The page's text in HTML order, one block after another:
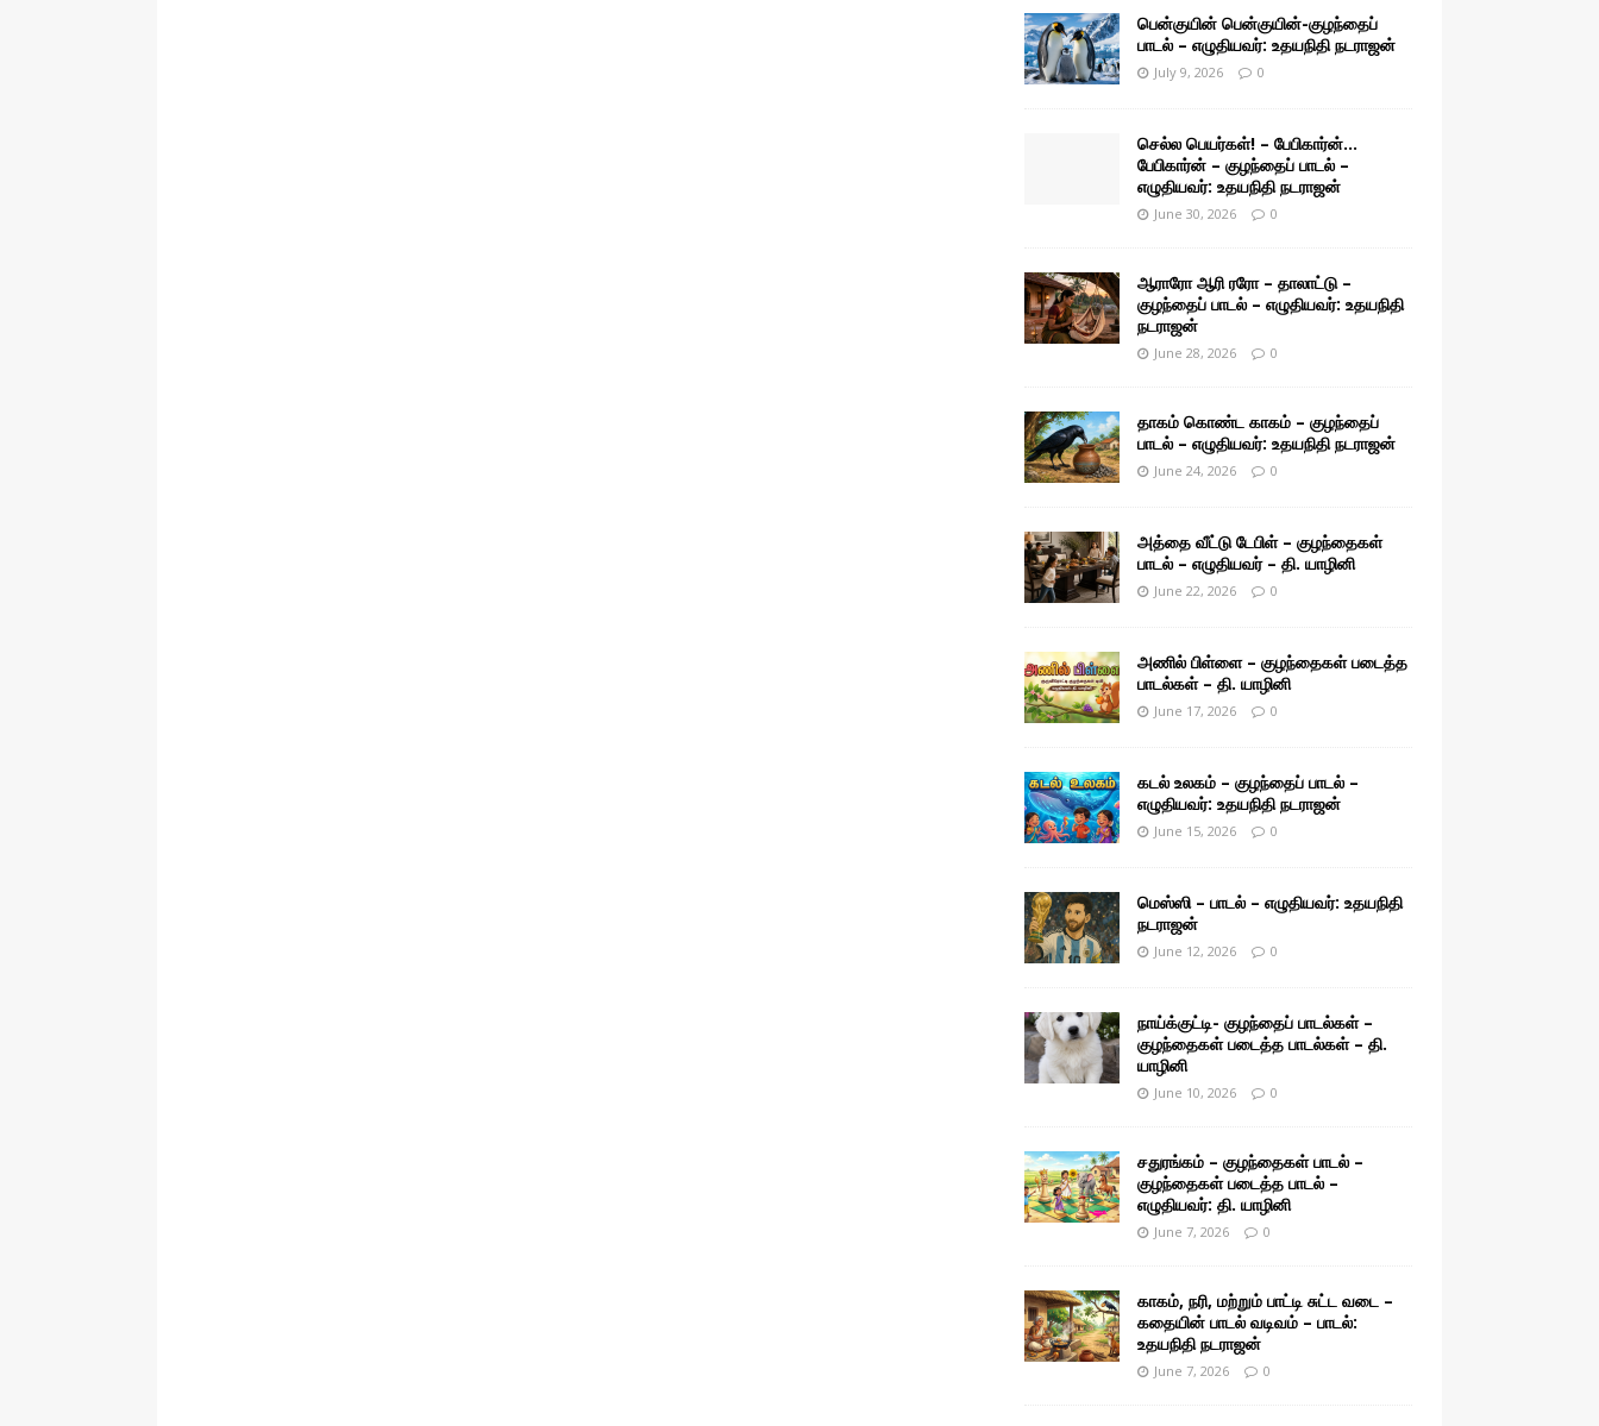
பென்குயின் பென்குயின்-குழந்தைப்
பாடல் – எழுதியவர்: உதயநிதி நடராஜன்
July 9, 2026 0
செல்ல பெயர்கள்! – பேபிகார்ன்…
பேபிகார்ன் – குழந்தைப் பாடல் –
எழுதியவர்: உதயநிதி நடராஜன்
June 30, 2026 0
ஆராரோ ஆரி ரரோ – தாலாட்டு –
குழந்தைப் பாடல் – எழுதியவர்: உதயநிதி
நடராஜன்
June 28, 2026 0
தாகம் கொண்ட காகம் – குழந்தைப்
பாடல் – எழுதியவர்: உதயநிதி நடராஜன்
June 24, 2026 0
அத்தை வீட்டு டேபிள் – குழந்தைகள்
பாடல் – எழுதியவர் – தி. யாழினி
June 22, 2026 0
அணில் பிள்ளை – குழந்தைகள் படைத்த
பாடல்கள் – தி. யாழினி
June 17, 2026 0
கடல் உலகம் – குழந்தைப் பாடல் –
எழுதியவர்: உதயநிதி நடராஜன்
June 15, 2026 0
மெஸ்ஸி – பாடல் – எழுதியவர்: உதயநிதி
நடராஜன்
June 12, 2026 0
நாய்க்குட்டி- குழந்தைப் பாடல்கள் –
குழந்தைகள் படைத்த பாடல்கள் – தி.
யாழினி
June 10, 2026 0
சதுரங்கம் – குழந்தைகள் பாடல் –
குழந்தைகள் படைத்த பாடல் –
எழுதியவர்: தி. யாழினி
June 7, 2026 0
காகம், நரி, மற்றும் பாட்டி சுட்ட வடை –
கதையின் பாடல் வடிவம் – பாடல்:
உதயநிதி நடராஜன்
June 7, 2026 0